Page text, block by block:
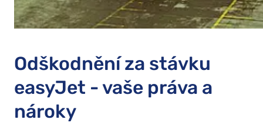
Odškodnění za stávku
easyJet - vaše práva a
nároky